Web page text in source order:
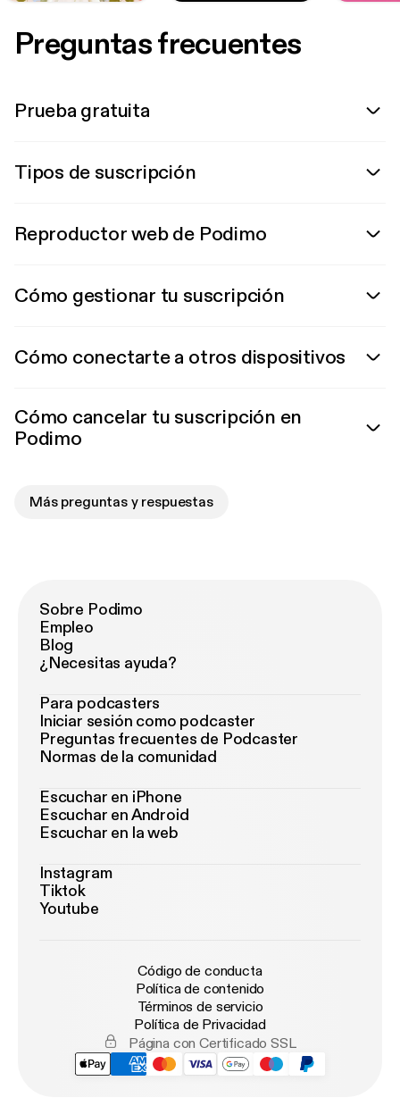
Preguntas frecuentes
Prueba gratuita
Tipos de suscripción
Reproductor web de Podimo
Cómo gestionar tu suscripción
Cómo conectarte a otros dispositivos
Cómo cancelar tu suscripción en
Podimo
Más preguntas y respuestas
Sobre Podimo
Empleo
Blog
¿Necesitas ayuda?
Para podcasters
Iniciar sesión como podcaster
Preguntas frecuentes de Podcaster
Normas de la comunidad
Escuchar en iPhone
Escuchar en Android
Escuchar en la web
Instagram
Tiktok
Youtube
Código de conducta
Política de contenido
Términos de servicio
Política de Privacidad
Página con Certificado SSL